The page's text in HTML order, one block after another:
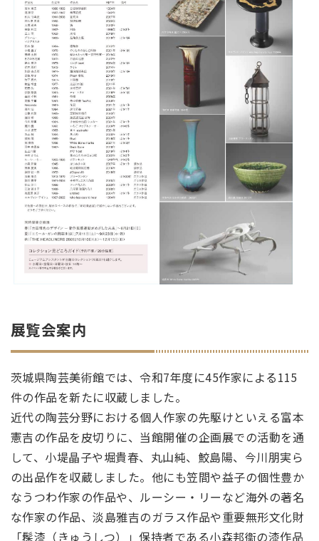
展覧会案内
茨城県陶芸美術館では、令和7年度に45作家による115
件の作品を新たに収蔵しました。
近代の陶芸分野における個人作家の先駆けといえる富本
憲吉の作品を皮切りに、当館開催の企画展での活動を通
して、小堤晶子や堀貴春、丸山純、鮫島陽、今川朋実ら
の出品作を収蔵しました。他にも笠間や益子の個性豊か
なうつわ作家の作品や、ルーシー・リーなど海外の著名
な作家の作品、淡島雅吉のガラス作品や重要無形文化財
「髹漆（きゅうしつ）」保持者である小森邦衞の漆作品